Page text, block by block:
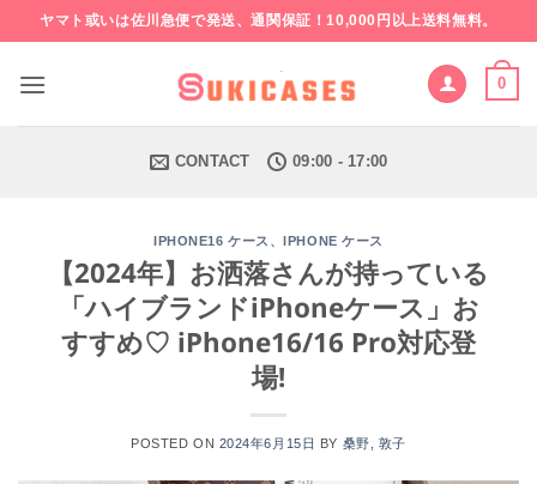
to
content
ヤマト或いは佐川急便で発送、通関保証！10,000円以上送料無料。
0
CONTACT 09:00 - 17:00
IPHONE16 ケース 、IPHONE ケース
【2024年】お洒落さんが持っている
「ハイブランドiPhoneケース」お
すすめ♡ iPhone16/16 Pro対応登
場!
POSTED ON 2024年6月15日 BY 桑野, 敦子